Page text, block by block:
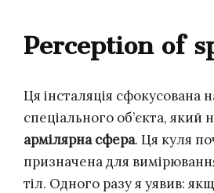
Perception of
Ця інсталяція сфокусована
спеціального об’єкта, який
армілярна сфера. Ця куля
призначена для
тіл. Одного разу я уявив: